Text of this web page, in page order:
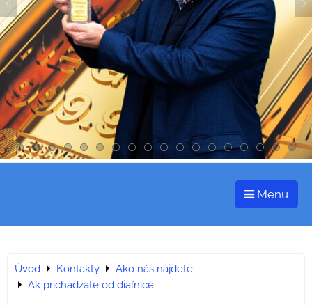
Menu
Úvod Kontakty
Ako nás nájdete
Ak prichádzate od diaľnice